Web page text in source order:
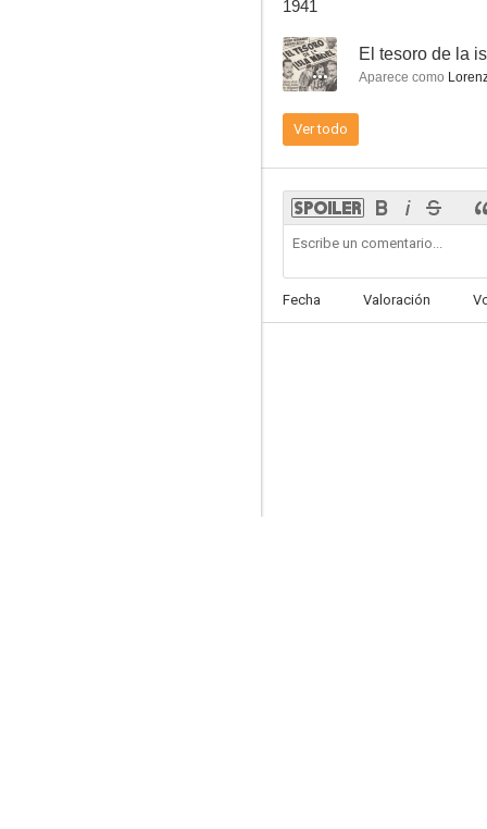
1941
-- El tesoro de la
Aparece como
Ver todo
Fecha Valoración